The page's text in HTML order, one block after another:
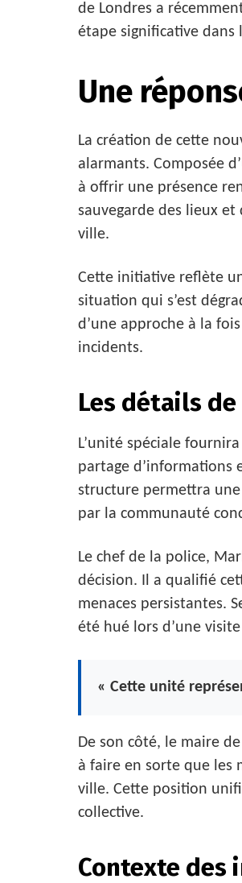
de Londres a
étape significative dans
Une
La création de cette
alarmants. Composée
à offrir une présence
sauvegarde des lieux
ville.
Cette initiative reflète
situation qui s’est
d’une approche à la
incidents.
Les détails
L’unité spéciale
partage d’informations
structure permettra
par la communauté
Le chef de la police,
décision. Il a qualifié
menaces persistantes.
été hué lors d’une
« Cette unité
De son côté, le maire
à faire en sorte que les
ville. Cette position
collective.
Contexte des